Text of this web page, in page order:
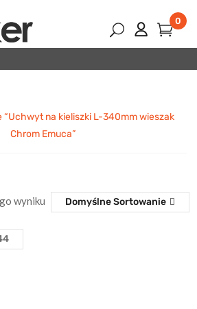
0
“Uchwyt na kieliszki L-340mm wieszak
Chrom Emuca”
wyniku Domyślne Sortowanie